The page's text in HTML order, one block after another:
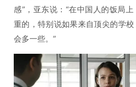
感”，亚东说：“在中国人的饭局
重的，特别说如果来自顶尖的学
会多一些。”